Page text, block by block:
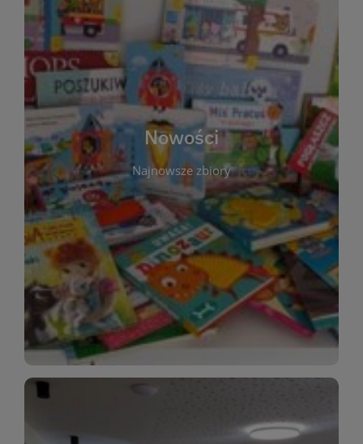
Nowości
Najnowsze zbiory
W tej sekcji prezentujemy najnowsze książki,
audiobooki oraz filmy, które właśnie trafiły do
zbiorów Miejskiej Biblioteki Publicznej w
Starachowicach. Regularnie aktualizujemy listę,
aby Czytelnicy mogli na bieżąco odkrywać świeże
tytuły i najciekawsze premiery wydawnicze. Każda
pozycja opatrzona jest krótkim opisem i
informacją o dostępności w katalogu. Zachęcamy
do częstych odwiedzin – nowości pojawiają się
niemal każdego tygodnia! Dzięki tej zakładce
zawsze będziesz wiedzieć, co warto przeczytać
jako pierwsze.
WIĘCEJ